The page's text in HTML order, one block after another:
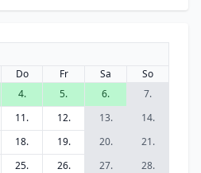
Do Fr Sa
So
4. 5. 6.
7.
11. 12. 13.
14.
18. 19. 20.
21.
25. 26. 27. 28.